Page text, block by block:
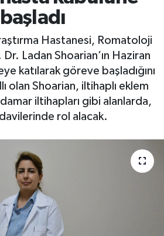
başladı
Hastanesi, Romatoloji
Ladan Shoarian’ın Haziran
katılarak göreve başladığını
olan Shoarian, iltihaplı eklem
iltihapları gibi alanlarda,
rol alacak.